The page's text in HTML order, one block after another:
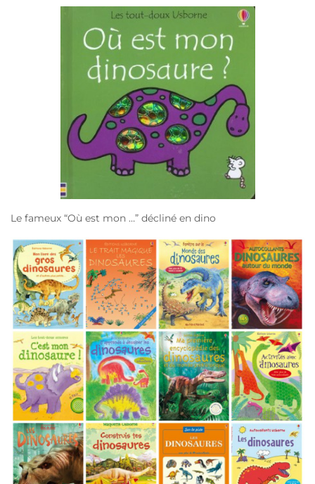
Le fameux “Où est mon …” décliné en dino